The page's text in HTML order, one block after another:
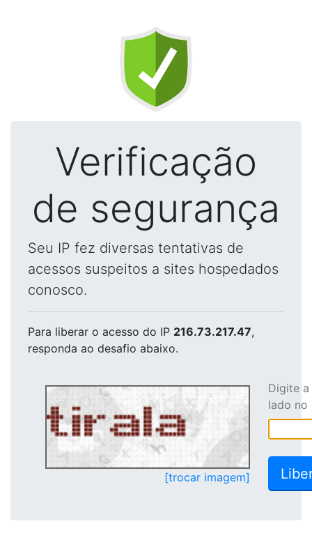
Verificação
de segurança
Seu IP fez diversas tentativas de
acessos suspeitos a sites hospedados
conosco.
Para liberar o acesso do IP 216.73.217.47,
responda ao desafio abaixo.
[trocar imagem]
Digite
lado no